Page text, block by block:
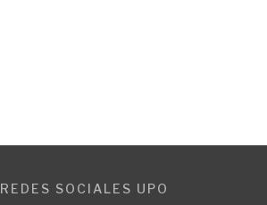
REDES SOCIALES UPO